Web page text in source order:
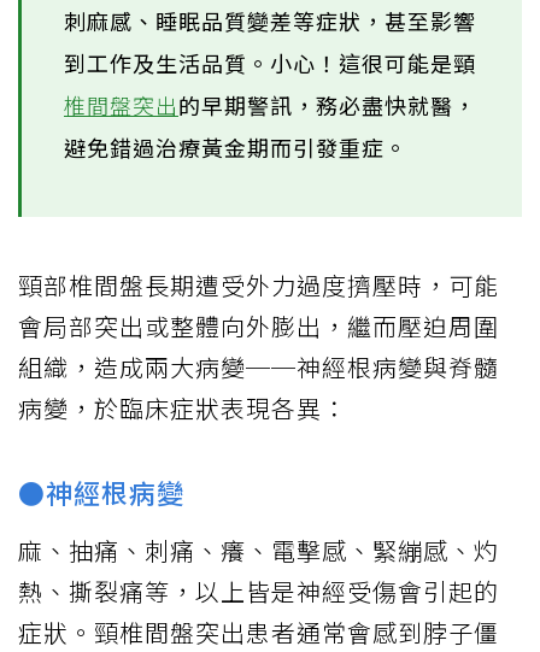
刺麻感、睡眠品質變差等症狀，甚至影響
到工作及生活品質。小心！這很可能是頸
椎間盤突出的早期警訊，務必盡快就醫，
避免錯過治療黃金期而引發重症。
頸部椎間盤長期遭受外力過度擠壓時，可能
會局部突出或整體向外膨出，繼而壓迫周圍
組織，造成兩大病變──神經根病變與脊髓
病變，於臨床症狀表現各異：
●神經根病變
麻、抽痛、刺痛、癢、電擊感、緊繃感、灼
熱、撕裂痛等，以上皆是神經受傷會引起的
症狀。頸椎間盤突出患者通常會感到脖子僵